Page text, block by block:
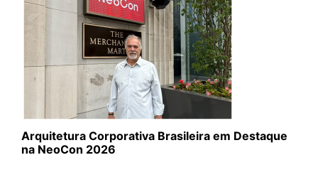
Arquitetura Corporativa Brasileira em Destaque
na NeoCon 2026